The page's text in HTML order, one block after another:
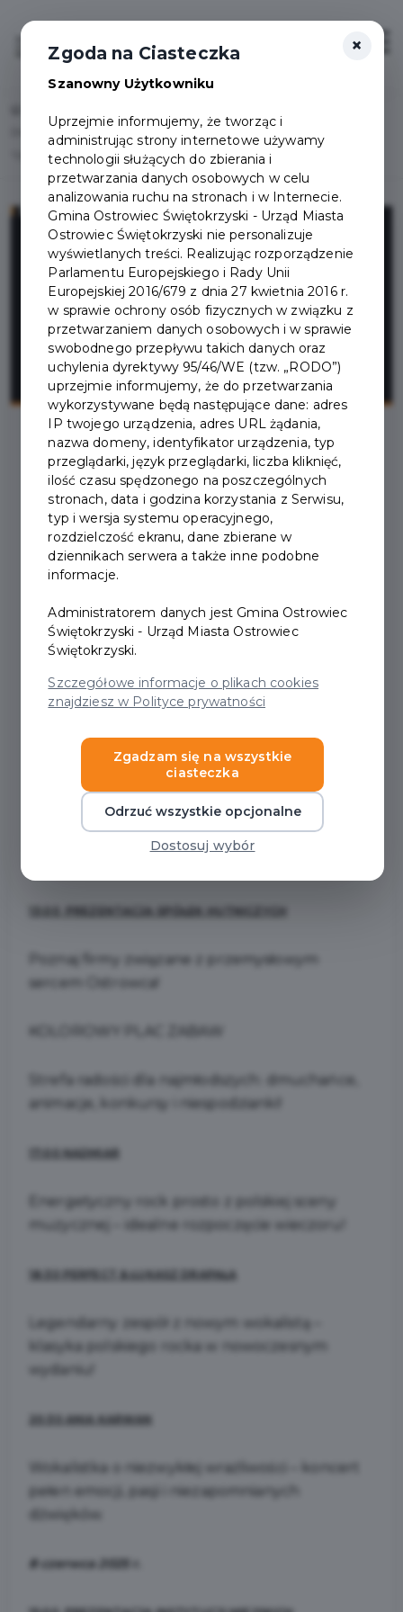
Dni Ostrowca Świętokrzyskiego 2025!!! Zapraszamy posiadaczy
"OstrejKarty", dla których przewidziane są miłe niespodzianki !!!
2025-05-26
DNI OSTROWCA
ŚWIĘTOKRZYSKIEGO
2025!!! ZAPRASZAMY
POSIADACZY
"OSTREJKARTY", DLA
KTÓRYCH
NIESPODZIANKI !!!
Program wydarzenia:
Poznaj firmy związane z przemysłowym
sercem Ostrowca!
Strefa radości dla najmłodszych: dmuchańce,
animacje, konkursy i niespodzianki!
17:00 NADMIAR
Energetyczny rock prosto z polskiej sceny
muzycznej – idealne rozpoczęcie wieczoru!
18:30 PERFECT & ŁUKASZ DRAPAŁA
Legendarny zespół z nowym wokalistą –
klasyka polskiego rocka w nowoczesnym
wydaniu!
20:30 ANIA KARWAN
Wokalistka o niezwykłej wrażliwości – koncert
pełen emocji, pasji i niezapomnianych
dźwięków.
8 czerwca 2025 r.
×
Zgoda na Ciasteczka
Szanowny Użytkowniku
Uprzejmie informujemy, że tworząc i
administrując strony internetowe używamy
technologii służących do zbierania i
przetwarzania danych osobowych w celu
analizowania ruchu na stronach i w Internecie.
Gmina Ostrowiec Świętokrzyski - Urząd Miasta
Ostrowiec Świętokrzyski nie personalizuje
wyświetlanych treści. Realizując rozporządzenie
Parlamentu Europejskiego i Rady Unii
Europejskiej 2016/679 z dnia 27 kwietnia 2016 r.
w sprawie ochrony osób fizycznych w związku z
przetwarzaniem danych osobowych i w sprawie
swobodnego przepływu takich danych oraz
uchylenia dyrektywy 95/46/WE (tzw. „RODO”)
uprzejmie informujemy, że do przetwarzania
wykorzystywane będą następujące dane: adres
IP twojego urządzenia, adres URL żądania,
nazwa domeny, identyfikator urządzenia, typ
przeglądarki, język przeglądarki, liczba kliknięć,
ilość czasu spędzonego na poszczególnych
stronach, data i godzina korzystania z Serwisu,
typ i wersja systemu operacyjnego,
rozdzielczość ekranu, dane zbierane w
dziennikach serwera a także inne podobne
informacje.
Administratorem danych jest Gmina Ostrowiec
Świętokrzyski - Urząd Miasta Ostrowiec
Świętokrzyski.
Szczegółowe informacje o plikach cookies
znajdziesz w Polityce prywatności
Zgadzam się na wszystkie
ciasteczka
Odrzuć wszystkie opcjonalne
Dostosuj wybór